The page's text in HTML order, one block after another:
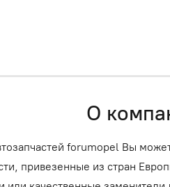
О
forumopel Вы
привезенные из стран